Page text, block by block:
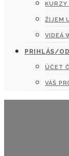
KURZY
ŽIJEM
VIDEÁ
PRIHLÁS/
ÚČET
VÁŠ